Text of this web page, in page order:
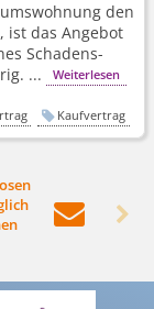
den
ist das Angebot
Schadens­
...
Weiterlesen
Kaufvertrag
 